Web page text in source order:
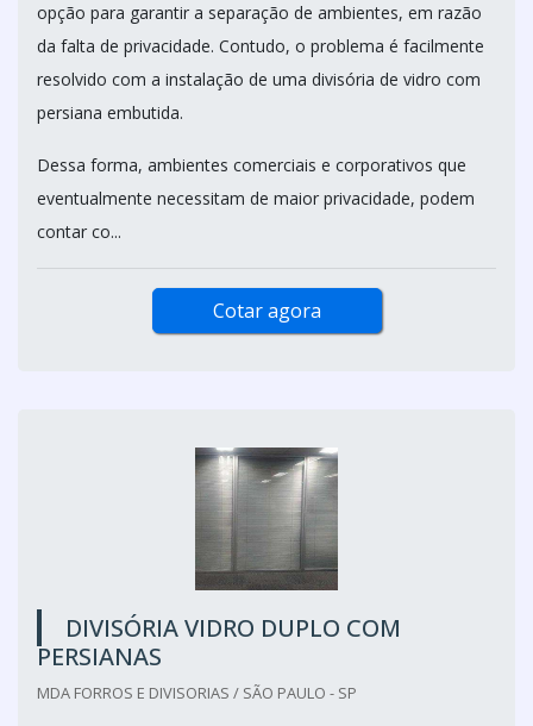
opção para garantir a separação de ambientes, em razão
da falta de privacidade. Contudo, o problema é facilmente
resolvido com a instalação de uma divisória de vidro com
persiana embutida.
Dessa forma, ambientes comerciais e corporativos que
eventualmente necessitam de maior privacidade, podem
contar co...
Cotar agora
DIVISÓRIA VIDRO DUPLO COM
PERSIANAS
MDA FORROS E DIVISORIAS / SÃO PAULO - SP